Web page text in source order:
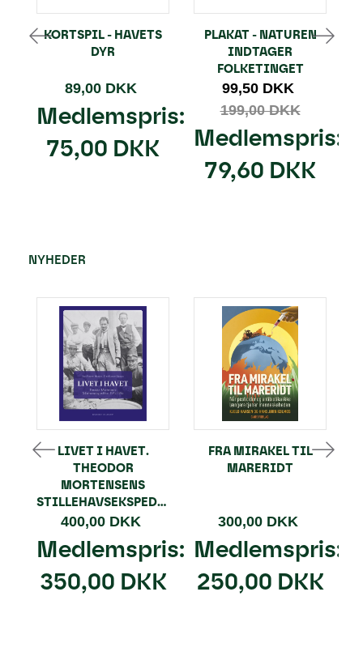
KORTSPIL - HAVETS
DYR
89,00 DKK
Medlemspris:
75,00 DKK
PLAKAT - NATUREN
INDTAGER
FOLKETINGET
99,50 DKK
199,00 DKK
Medlemspris:
79,60 DKK
NYHEDER
LIVET I HAVET.
THEODOR
MORTENSENS
STILLEHAVSEKSPEDITION
400,00 DKK
Medlemspris:
350,00 DKK
FRA MIRAKEL TIL
MARERIDT
300,00 DKK
Medlemspris:
250,00 DKK